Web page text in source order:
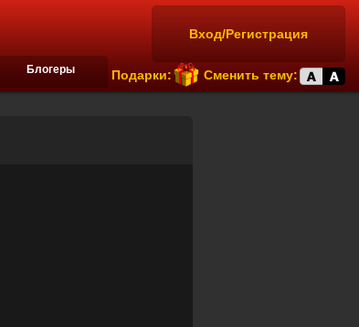
Вход/Регистрация
Подарки: Сменить тему:
Блогеры